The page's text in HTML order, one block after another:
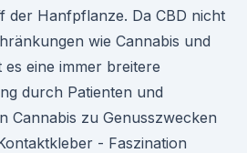
der Hanfpflanze. Da CBD nicht
wie Cannabis und
eine immer breitere
durch Patienten und
Cannabis zu Genusszwecken
- Faszination